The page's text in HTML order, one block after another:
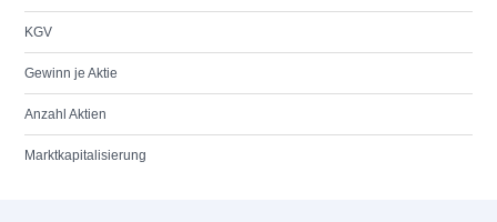
KGV
Gewinn je Aktie
Anzahl Aktien
Marktkapitalisierung